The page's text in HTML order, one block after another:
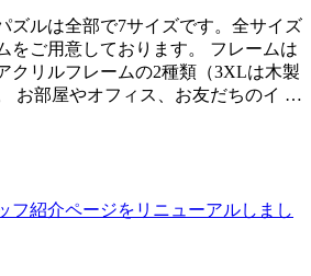
ズルは全部で7サイズです。全サイズ
をご用意しております。 フレームは
クリルフレームの2種類（3XLは木製
お部屋やオフィス、お友だちのイ …
フ紹介ページをリニューアルしまし